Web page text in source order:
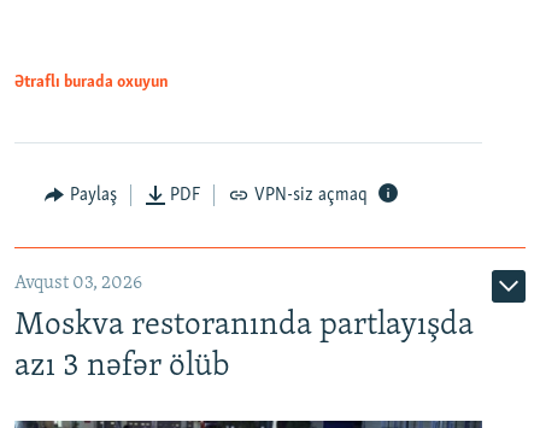
Ətraflı burada oxuyun
Paylaş PDF VPN-siz açmaq
Avqust 03, 2026
Moskva restoranında partlayışda
azı 3 nəfər ölüb